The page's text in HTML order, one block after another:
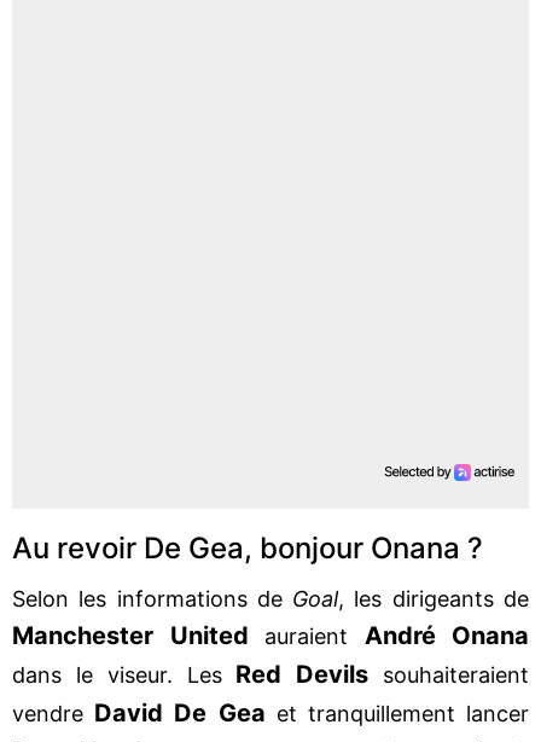
Au revoir De Gea, bonjour Onana ?
Selon les informations de Goal, les dirigeants de
Manchester United auraient André Onana
dans le viseur. Les Red Devils souhaiteraient
vendre David De Gea et tranquillement lancer